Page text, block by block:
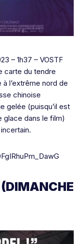
– 1h37 – VOSTF
carte du tendre
l’extrême nord de
chinoise
gelée (puisqu’il est
glace dans le film)